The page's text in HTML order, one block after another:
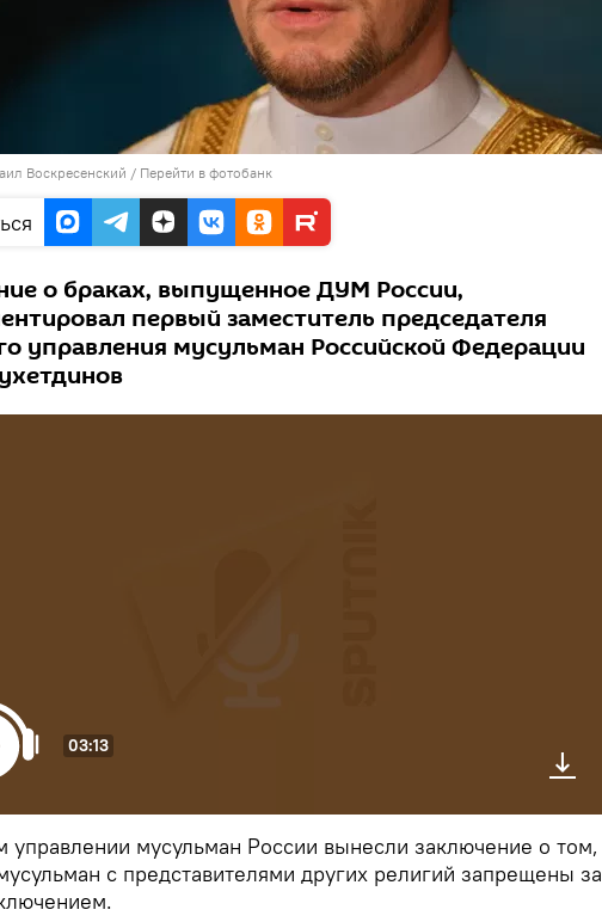
Воскресенский / Перейти в фотобанк
о браках, выпущенное ДУМ России,
первый заместитель председателя
управления мусульман Российской Федерации
03:13
управлении мусульман России вынесли заключение о том,
с представителями других религий запрещены за